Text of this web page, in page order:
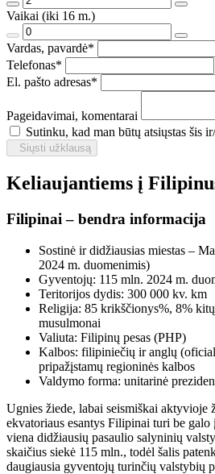
Vaikai (iki 16 m.)
Vardas, pavardė*
Telefonas*
El. pašto adresas*
Pageidavimai, komentarai
Sutinku, kad man būtų atsiųstas šis
Siųsti užklausą
Keliaujantiems į
Filipinai – bendra informacija
Sostinė ir didžiausias miestas –
2024 m. duomenimis)
Gyventojų: 115 mln. 2024 m.
Teritorijos dydis: 300 000 kv. km
Religija: 85 krikščionys%, 8%
musulmonai
Valiuta: Filipinų pesas (PHP)
Kalbos: filipiniečių ir anglų
pripažįstamų regioninės kalbos
Valdymo forma: unitarinė
Ugnies žiede, labai seismiškai aktyvioje
ekvatoriaus esantys Filipinai turi be
viena didžiausių pasaulio salyninių
skaičius siekė 115 mln., todėl šalis
daugiausia gyventojų turinčių valstybių